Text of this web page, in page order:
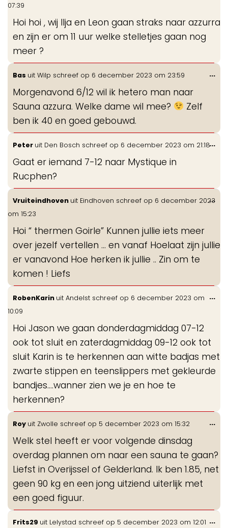
07:39
Hoi hoi , wij Ilja en Leon gaan straks naar azzurra
en zijn er om 11 uur welke stelletjes gaan nog
meer ?
Bas uit Wilp schreef op 6 december 2023 om 23:59
Morgenavond 6/12 wil ik hetero man naar
Sauna azzura. Welke dame wil mee?
Zelf
ben ik 40 en goed gebouwd.
...
Peter uit Den Bosch schreef op 6 december 2023 om 21:18
Gaat er iemand 7-12 naar Mystique in
Rucphen?
...
Vruiteindhoven uit Eindhoven schreef op 6 december 2023
om 15:23
Hoi “ thermen Goirle” Kunnen jullie iets meer
over jezelf vertellen … en vanaf Hoelaat zijn jullie
er vanavond Hoe herken ik jullie .. Zin om te
komen ! Liefs
...
RobenKarin uit Andelst schreef op 6 december 2023 om
10:09
Hoi Jason we gaan donderdagmiddag 07-12
ook tot sluit en zaterdagmiddag 09-12 ook tot
sluit Karin is te herkennen aan witte badjas met
zwarte stippen en teenslippers met gekleurde
bandjes....wanner zien we je en hoe te
herkennen?
...
Roy uit Zwolle schreef op 5 december 2023 om 15:32
Welk stel heeft er voor volgende dinsdag
overdag plannen om naar een sauna te gaan?
Liefst in Overijssel of Gelderland. Ik ben 1.85, net
geen 90 kg en een jong uitziend uiterlijk met
een goed figuur.
...
Frits29 uit Lelystad schreef op 5 december 2023 om 12:01 ...